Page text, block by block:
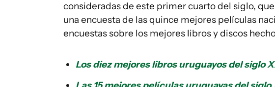
consideradas de este primer cuarto del siglo,
una encuesta de las quince mejores películas
encuestas sobre los mejores libros y discos
Los diez mejores libros uruguayos del siglo